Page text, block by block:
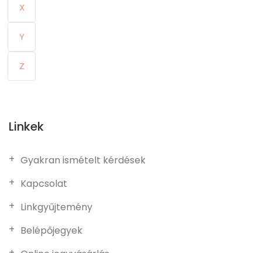
X
Y
Z
Linkek
Gyakran ismételt kérdések
Kapcsolat
Linkgyűjtemény
Belépőjegyek